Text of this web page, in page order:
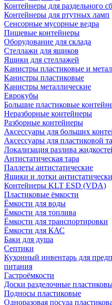
Контейнеры для раздельного
Контейнеры для ртутных ламп
Сенсорные мусорные ведра
Пищевые контейнеры
Оборудование для склада
Стеллажи для ящиков
Ящики для стеллажей
Канистры пластиковые и
Канистры пластиковые
Канистры металлические
Еврокубы
Большие пластиковые
Неразборные контейнеры
Разборные контейнеры
Аксессуары для больших
Аксессуары для пластиковой
Локализация разлива
Антистатическая тара
Паллеты антистатические
Ящики и лотки
Контейнеры KLT ESD (VDA)
Пластиковые ёмкости
Ёмкости для воды
Ёмкости для топлива
Ёмкости для транспортировки
Ёмкости для КАС
Баки для душа
Септики
Кухонный инвентарь для
питания
Гастроёмкости
Доски разделочные
Подносы пластиковые
Одноразовая посуда